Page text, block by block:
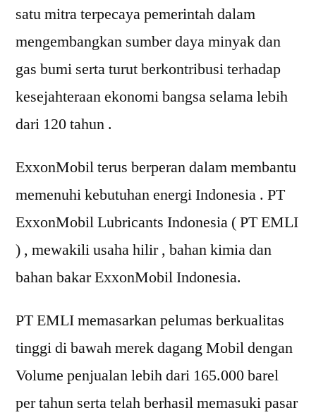
satu mitra terpecaya pemerintah dalam
mengembangkan sumber daya minyak dan
gas bumi serta turut berkontribusi terhadap
kesejahteraan ekonomi bangsa selama lebih
dari 120 tahun .
ExxonMobil terus berperan dalam membantu
memenuhi kebutuhan energi Indonesia . PT
ExxonMobil Lubricants Indonesia ( PT EMLI
) , mewakili usaha hilir , bahan kimia dan
bahan bakar ExxonMobil Indonesia.
PT EMLI memasarkan pelumas berkualitas
tinggi di bawah merek dagang Mobil dengan
Volume penjualan lebih dari 165.000 barel
per tahun serta telah berhasil memasuki pasar